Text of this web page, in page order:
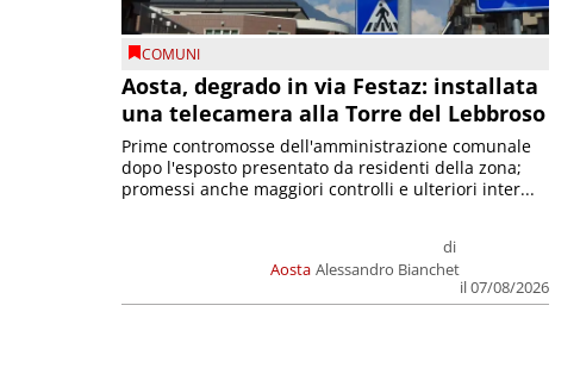
COMUNI
Aosta, degrado in via Festaz: installata
una telecamera alla Torre del Lebbroso
Aosta
di
Alessandro Bianchet
il 07/08/2026
Prime contromosse dell'amministrazione comunale
dopo l'esposto presentato da residenti della zona;
promessi anche maggiori controlli e ulteriori inter...